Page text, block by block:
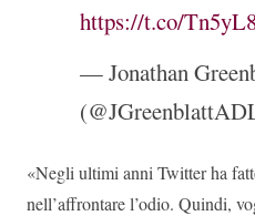
https://t.co/
— Jonathan
«Negli ultimi anni Twitter ha
nell’affrontare l’odio. Quindi,